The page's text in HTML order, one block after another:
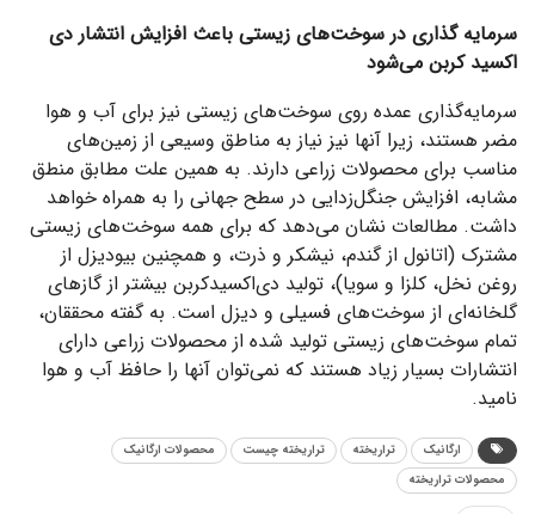
سرمایه گذاری در سوخت‌های زیستی باعث افزایش انتشار دی
اکسید کربن می‌شود
سرمایه‌گذاری عمده روی سوخت‌های زیستی نیز برای آب و هوا
مضر هستند، زیرا آنها نیز نیاز به مناطق وسیعی از زمین‌های
مناسب برای محصولات زراعی دارند. به همین علت مطابق منطق
مشابه، افزایش جنگل‌زدایی در سطح جهانی را به همراه خواهد
داشت. مطالعات نشان می‌دهد که برای همه سوخت‌های زیستی
مشترک (اتانول از گندم، نیشکر و ذرت، و همچنین بیودیزل از
روغن نخل، کلزا و سویا)، تولید دی‌اکسید‌کربن بیشتر از گازهای
گلخانه‌ای از سوخت‌های فسیلی و دیزل است. به گفته محققان،
تمام سوخت‌های زیستی تولید شده از محصولات زراعی دارای
انتشارات بسیار زیاد هستند که نمی‌توان آنها را حافظ آب و هوا
نامید.
ارگانیک تراریخته تراریخته چیست
محصولات ارگانیک
محصولات تراریخته